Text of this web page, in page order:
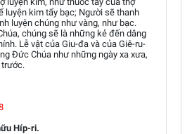
luyện kim tẩy bạc; Người sẽ thanh
luyện chúng như vàng, như bạc.
chúng sẽ là những kẻ đến dâng
Lễ vật của Giu-đa và của Giê-ru-
Đức Chúa như những ngày xa xưa,
Híp-ri.